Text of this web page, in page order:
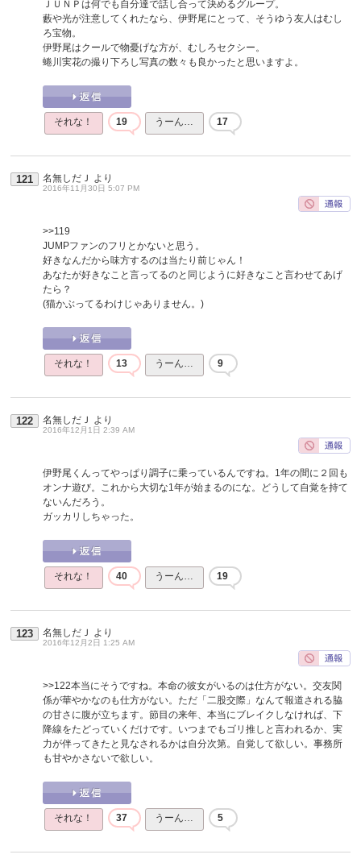
ＪＵＮＰは何でも自分達で話し合って決めるグループ。
藪や光が注意してくれたなら、伊野尾にとって、そうゆう友人はむし
ろ宝物。
伊野尾はクールで物憂げな方が、むしろセクシー。
蜷川実花の撮り下ろし写真の数々も良かったと思いますよ。
それな！ 19 うーん… 17
121 名無しだＪ より
2016年11月30日 5:07 PM
>>119
JUMPファンのフリとかないと思う。
好きなんだから味方するのは当たり前じゃん！
あなたが好きなこと言ってるのと同じように好きなこと言わせてあげ
たら？
(猫かぶってるわけじゃありません。)
それな！ 13 うーん… 9
122 名無しだＪ より
2016年12月1日 2:39 AM
伊野尾くんってやっぱり調子に乗っているんですね。1年の間に２回も
オンナ遊び。これから大切な1年が始まるのにな。どうして自覚を持て
ないんだろう。
ガッカリしちゃった。
それな！ 40 うーん… 19
123 名無しだＪ より
2016年12月2日 1:25 AM
>>122本当にそうですね。本命の彼女がいるのは仕方がない。交友関
係が華やかなのも仕方がない。ただ「二股交際」なんて報道される脇
の甘さに腹が立ちます。節目の来年、本当にブレイクしなければ、下
降線をたどっていくだけです。いつまでもゴリ推しと言われるか、実
力が伴ってきたと見なされるかは自分次第。自覚して欲しい。事務所
も甘やかさないで欲しい。
それな！ 37 うーん… 5